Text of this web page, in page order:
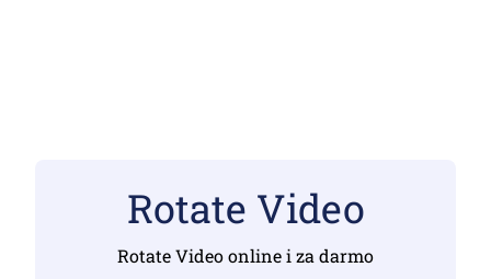
Rotate Video
Rotate Video online i za darmo